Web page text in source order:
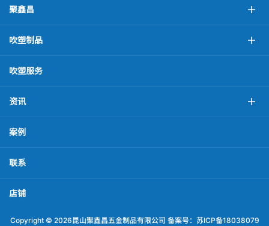
聚鑫昌
吹塑制品
吹塑服务
资讯
案例
联系
店铺
Copyright © 2026昆山聚鑫昌五金制品有限公司 备案号： 苏ICP备18038079